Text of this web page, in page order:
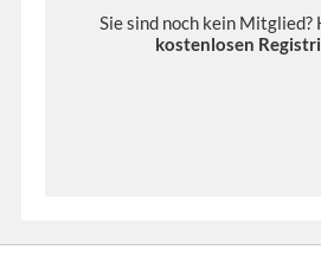
Sie sind noch kein Mitglied?
kostenlosen